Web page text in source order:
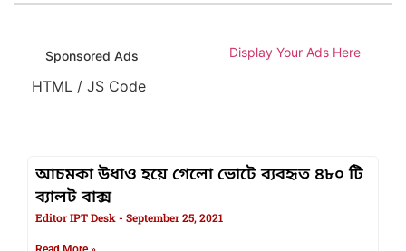
Sponsored Ads Display Your Ads Here
HTML / JS Code
আচমকা উধাও হয়ে গেলো ভোটে ব্যবহৃত ৪৮০ টি
ব্যালট বাক্স
Editor IPT Desk September 25, 2021